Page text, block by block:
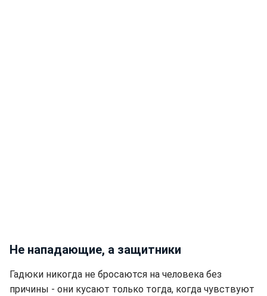
Не нападающие, а защитники
Гадюки никогда не бросаются на человека без
причины - они кусают только тогда, когда чувствуют